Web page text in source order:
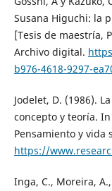
Susana Higuchi: la
[Tesis de maestría,
Archivo digital.
b976-4618-9297-
Jodelet, D. (1986).
concepto y teoría. In
Pensamiento y vida
https://
Inga, C., Moreira,